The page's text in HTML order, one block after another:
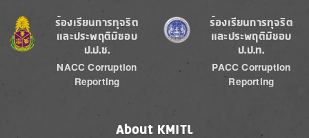
Image
ร้องเรียนการทุจริต
และประพฤติมิชอบ
ป.ป.ช.
NACC Corruption
Reporting
Image
ร้องเรียนการทุจริต
และประพฤติมิชอบ
ป.ป.ท.
PACC Corruption
Reporting
About KMITL